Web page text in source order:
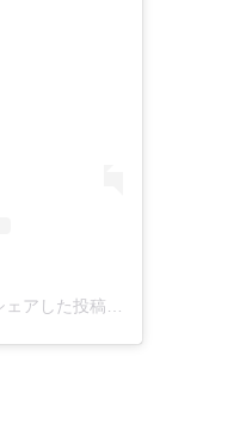
yukari ikeda(@ekppp_colorist)がシェアした投稿
-